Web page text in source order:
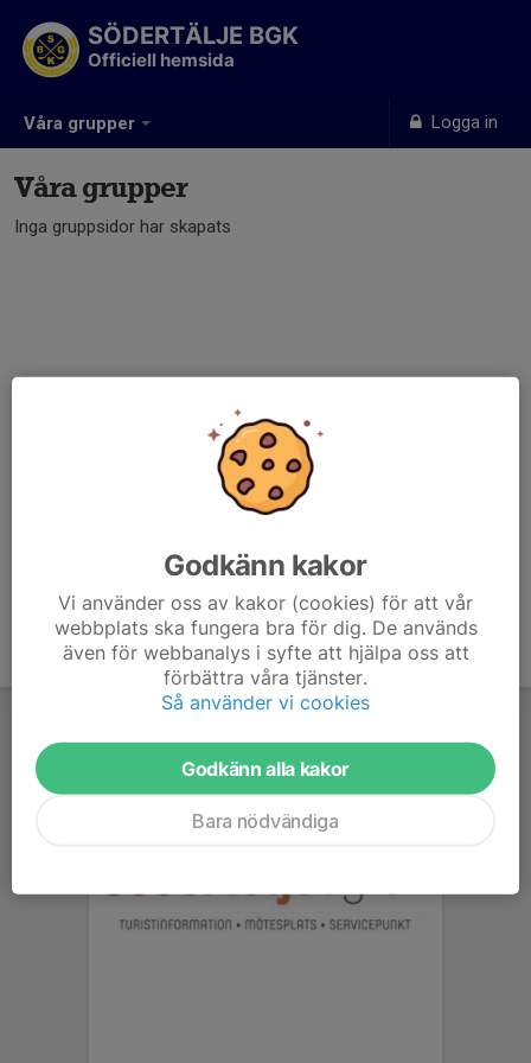
Våra grupper Logga in
SÖDERTÄLJE BGK
Officiell hemsida
Våra grupper
Inga gruppsidor har skapats
Godkänn kakor
Vi använder oss av kakor (cookies) för att vår
webbplats ska fungera bra för dig. De används
även för webbanalys i syfte att hjälpa oss att
förbättra våra tjänster.
Så använder vi cookies
Godkänn alla kakor
Bara nödvändiga